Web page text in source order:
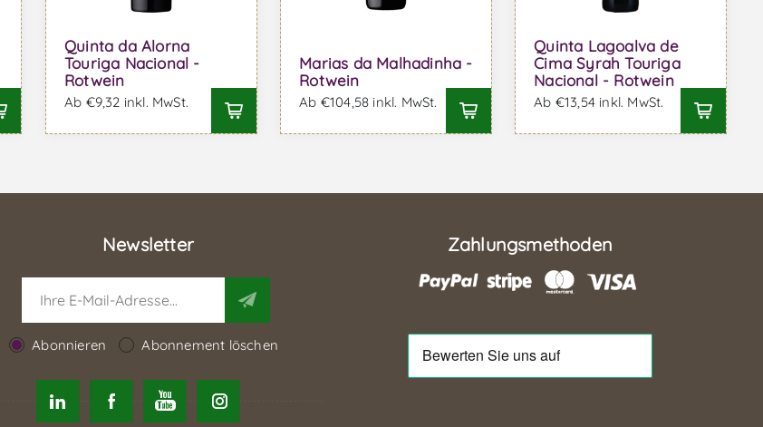
Quinta da Alorna
Touriga Nacional -
Rotwein
Ab €9,32 inkl. MwSt.
Marias da Malhadinha -
Rotwein
Ab €104,58 inkl. MwSt.
Quinta Lagoalva de
Cima Syrah Touriga
Nacional - Rotwein
Ab €13,54 inkl. MwSt.
Newsletter
Abonnieren Abonnement löschen
Zahlungsmethoden